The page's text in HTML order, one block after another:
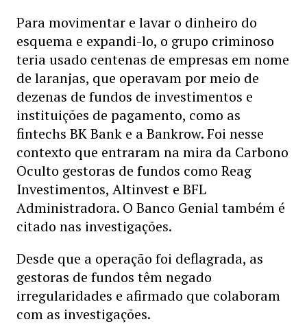
Para movimentar e lavar o dinheiro do
esquema e expandi-lo, o grupo criminoso
teria usado centenas de empresas em nome
de laranjas, que operavam por meio de
dezenas de fundos de investimentos e
instituições de pagamento, como as
fintechs BK Bank e a Bankrow. Foi nesse
contexto que entraram na mira da Carbono
Oculto gestoras de fundos como Reag
Investimentos, Altinvest e BFL
Administradora. O Banco Genial também é
citado nas investigações.
Desde que a operação foi deflagrada, as
gestoras de fundos têm negado
irregularidades e afirmado que colaboram
com as investigações.